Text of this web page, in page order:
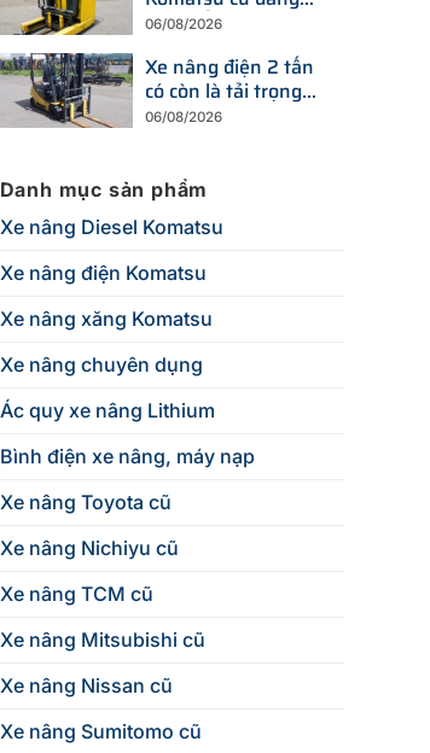
thay đổi ra sao trước
thiết bị mới?
06/08/2026
Xe nâng điện 2 tấn
có còn là tải trọng
được doanh nghiệp
06/08/2026
Danh mục sản phẩm
Xe nâng Diesel Komatsu
Xe nâng điện Komatsu
Xe nâng xăng Komatsu
Xe nâng chuyên dụng
Ác quy xe nâng Lithium
Bình điện xe nâng, máy nạp
Xe nâng Toyota cũ
Xe nâng Nichiyu cũ
Xe nâng TCM cũ
Xe nâng Mitsubishi cũ
Xe nâng Nissan cũ
Xe nâng Sumitomo cũ